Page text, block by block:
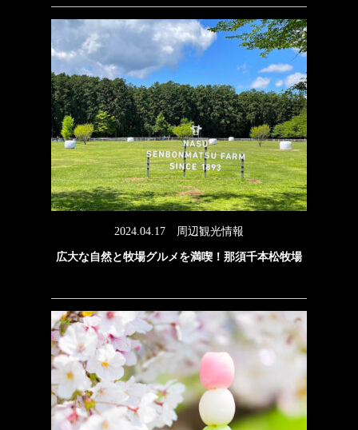
2024.04.17 周辺観光情報
広大な自然と牧場グルメを満喫！那須千本松牧場